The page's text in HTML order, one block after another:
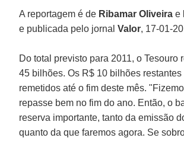
A reportagem é de Ribamar Oliveira e
e publicada pelo jornalValor, 17-01-
Do total previsto para 2011, o Tesouro
45 bilhões. Os R$ 10 bilhões restantes
remetidos até o fim deste mês.
repasse bem no fim do ano. Então, o
reserva importante, tanto da emissão
quanto da que faremos agora. Se